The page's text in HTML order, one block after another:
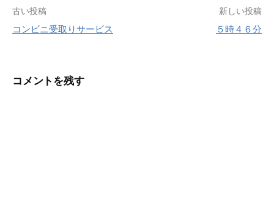
投
稿
ビ
古い投稿
コンビニ受取りサービス
新しい投稿
５時４６分
コメントを残す